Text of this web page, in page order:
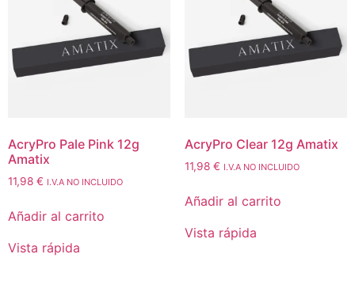
AcryPro Pale Pink 12g
Amatix
11,98 € I.V.A NO INCLUIDO
Añadir al carrito
Vista rápida
AcryPro Clear 12g Amatix
11,98 € I.V.A NO INCLUIDO
Añadir al carrito
Vista rápida